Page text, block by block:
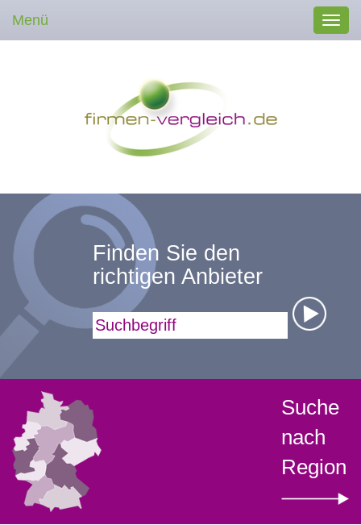
Menü
Finden Sie den
richtigen Anbieter
Suchbegriff
Suche
nach
Region